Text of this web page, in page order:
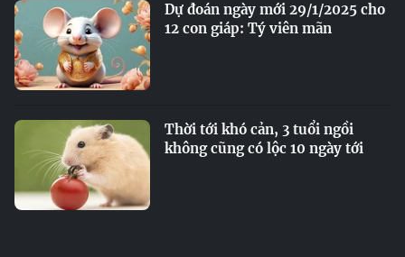
Dự đoán ngày mới 29/1/2025 cho
12 con giáp: Tý viên mãn
Thời tới khó cản, 3 tuổi ngồi
không cũng có lộc 10 ngày tới